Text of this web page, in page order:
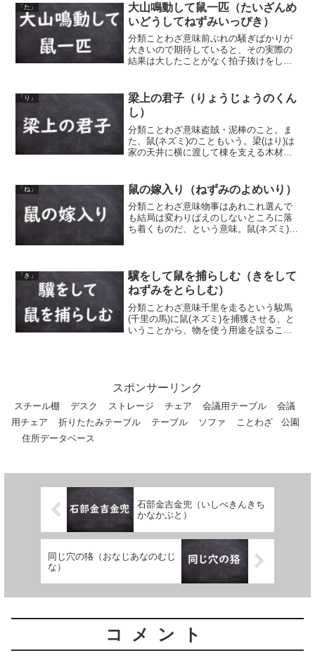
「た」
大山鳴動して鼠一匹（たいざんめ
いどうしてねずみいっぴき）
分類ことわざ意味前ぶれの騒ぎばかりが
大きいので期待していると、その実際の
結果は大したことがなく拍子抜けをした
大事が始まるのか、と思い、見守ってい
ると、鼠(ネズミ)が一匹...
「り」
梁上の君子（りょうじょうのくん
し）
分類ことわざ意味盗賊・泥棒のこと。ま
た、鼠(ネズミ)のこともいう。梁(はり)は
家の天井に横に渡して棟を支える木材の
い癖を身につけると、あの梁の上の君子
のようになる」と言...
「ね」 鼠の嫁入り（ねずみのよめいり）
分類ことわざ意味物事はあれこれ選んで
も結局は変わりばえのしないところに落
ち着くものだ、という意味。鼠(ネズミ)の
ら、強い者は順に、風（雲...
「き」
驥をして鼠を捕らしむ（きをして
ねずみをとらしむ）
分類ことわざ意味千里を走るという駿馬
(千里の馬)に鼠(ネズミ)を捕獲させる、と
いうことから、物を使う用途を誤ること
スポンサーリンク
スチール棚 デスク ストレージ チェア 会議用テーブル
会議
用チェア
折りたたみテーブル テーブル ソファ ことわざ
公園
住所データベース
石部金吉金兜（いしべきんきち
かなかぶと）
同じ穴の狢（おなじあなのむじ
な）
コメント